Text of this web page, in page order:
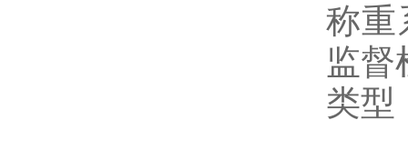
称重
监督
类型